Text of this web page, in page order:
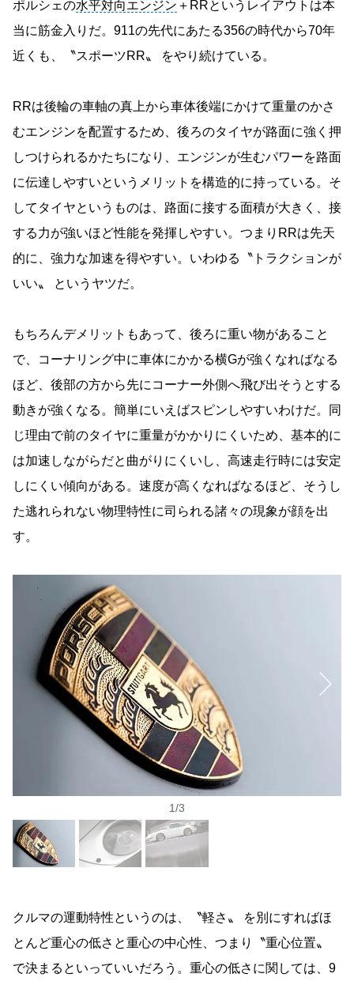
ポルシェの水平対向エンジン ＋RRというレイアウトは本
当に筋金入りだ。911の先代にあたる356の時代から70年
近くも、〝スポーツRR〟 をやり続けている。
RRは後輪の車軸の真上から車体後端にかけて重量のかさ
むエンジンを配置するため、後ろのタイヤが路面に強く押
しつけられるかたちになり、エンジンが生むパワーを路面
に伝達しやすいというメリットを構造的に持っている。そ
してタイヤというものは、路面に接する面積が大きく、接
する力が強いほど性能を発揮しやすい。つまりRRは先天
的に、強力な加速を得やすい。いわゆる〝トラクションが
いい〟 というヤツだ。
もちろんデメリットもあって、後ろに重い物があること
で、コーナリング中に車体にかかる横Gが強くなればなる
ほど、後部の方から先にコーナー外側へ飛び出そうとする
動きが強くなる。簡単にいえばスピンしやすいわけだ。同
じ理由で前のタイヤに重量がかかりにくいため、基本的に
は加速しながらだと曲がりにくいし、高速走行時には安定
しにくい傾向がある。速度が高くなればなるほど、そうし
た逃れられない物理特性に司られる諸々の現象が顔を出
す。
1/3
クルマの運動特性というのは、〝軽さ〟 を別にすればほ
とんど重心の低さと重心の中心性、つまり〝重心位置〟
で決まるといっていいだろう。重心の低さに関しては、9